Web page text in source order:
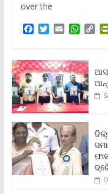
over the
F
e
b
o
o
k
T
t
t
e
r
E
i
l
W
t
s
A
p
p
C
L
i
n
k